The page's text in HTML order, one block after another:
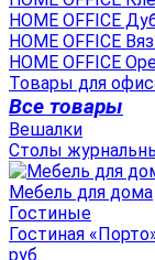
HOME OFFICE
HOME OFFICE
HOME OFFICE
Товары для
Все товары
Вешалки
Столы
Мебель для дома
Гостиные
Гостиная
руб.